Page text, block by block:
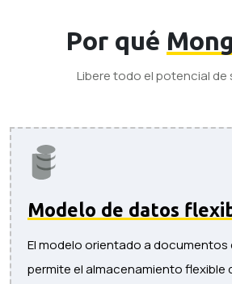
Por qué
Libere todo el potencial de
Modelo de datos
El modelo orientado a documentos
permite el almacenamiento flexible